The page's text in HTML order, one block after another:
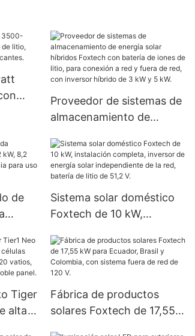
Proveedor de sistemas de
almacenamiento de
Foxtech con batería de
iones de litio, para
conexión a red y fuera de
red, con inversor híbrido
de 3 kW y 5 kW.
de
Sistema solar doméstico
Foxtech de 10 kW,
inversor de energía solar
independiente de la red,
batería de litio de 51,2 V.
Tiger
alta
Fábrica de productos
solares Foxtech de 17,55